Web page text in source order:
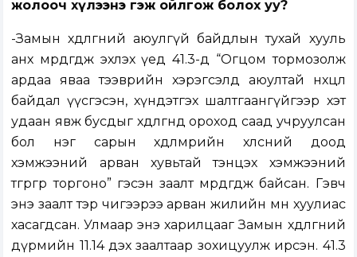
жолооч хүлээнэ гэж ойлгож болох уу?
-Замын хөдөлгөөний аюулгүй байдлын тухай хууль
анх мөрдөгдөж эхлэх үед 41.3-д “Огцом тормозолж
ардаа яваа тээврийн хэрэгсэлд аюултай нөхцөл
байдал үүсгэсэн, хүндэтгэх шалтгаангүйгээр хэт
удаан явж бусдыг хөдөлгөөнд ороход саад учруулсан
бол нэг сарын хөдөлмөрийн хөлсний доод
хэмжээний арван хувьтай тэнцэх хэмжээний
төгрөгөөр торгоно” гэсэн заалт мөрдөгдөж байсан. Гэвч
энэ заалт тэр чигээрээ арван жилийн өмнө хуулиас
хасагдсан. Улмаар энэ харилцааг Замын хөдөлгөөний
дүрмийн 11.14 дэх заалтаар зохицуулж ирсэн. 41.3